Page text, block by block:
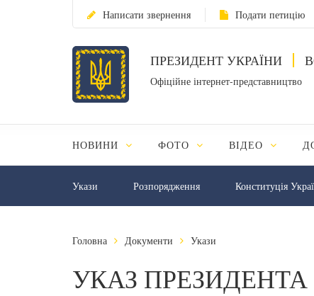
Написати звернення Подати петицію
ПРЕЗИДЕНТ УКРАЇНИ
Офіційне інтернет-представництво
НОВИНИ ФОТО ВІДЕО
Укази Розпорядження Конституція
Головна Документи Укази
УКАЗ ПРЕЗИДЕНТА